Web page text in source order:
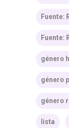
Fuente:
Fuente:
género
género
género
lista